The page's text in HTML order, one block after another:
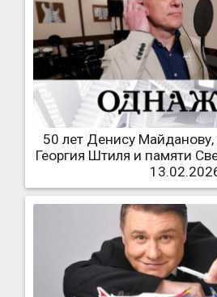
50 лет Денису
Георгия Штиля и памяти